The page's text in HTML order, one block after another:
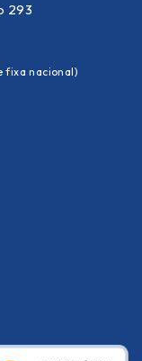
293
fixa nacional)